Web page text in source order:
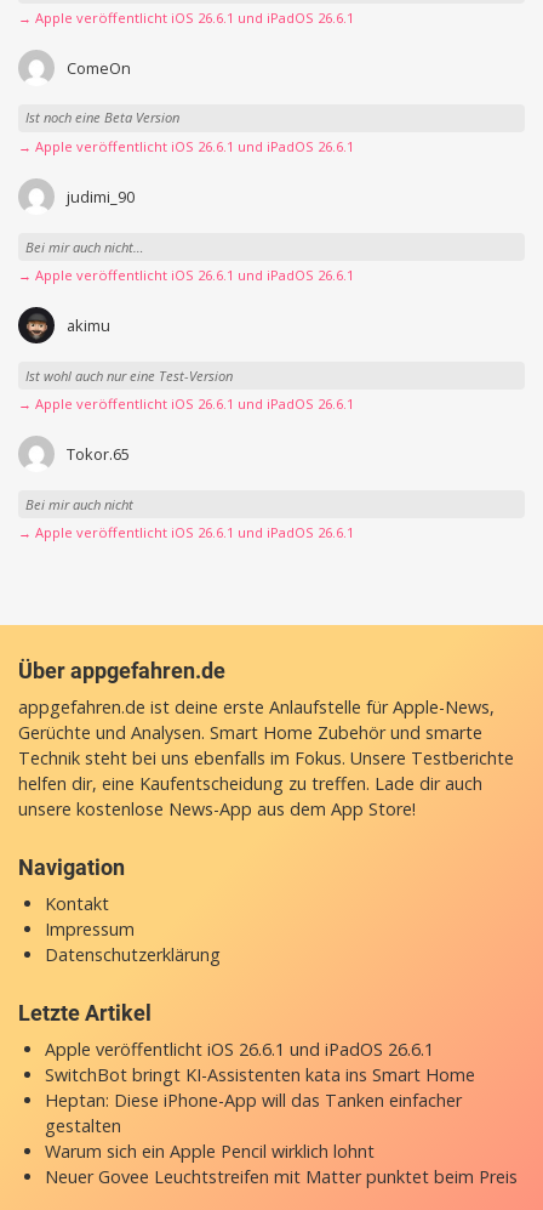
→ Apple veröffentlicht iOS 26.6.1 und iPadOS 26.6.1
ComeOn
Ist noch eine Beta Version
→ Apple veröffentlicht iOS 26.6.1 und iPadOS 26.6.1
judimi_90
Bei mir auch nicht…
→ Apple veröffentlicht iOS 26.6.1 und iPadOS 26.6.1
akimu
Ist wohl auch nur eine Test-Version
→ Apple veröffentlicht iOS 26.6.1 und iPadOS 26.6.1
Tokor.65
Bei mir auch nicht
→ Apple veröffentlicht iOS 26.6.1 und iPadOS 26.6.1
Über appgefahren.de
appgefahren.de ist deine erste Anlaufstelle für Apple-News,
Gerüchte und Analysen. Smart Home Zubehör und smarte
Technik steht bei uns ebenfalls im Fokus. Unsere Testberichte
helfen dir, eine Kaufentscheidung zu treffen. Lade dir auch
unsere kostenlose News-App aus dem App Store!
Navigation
Kontakt
Impressum
Datenschutzerklärung
Letzte Artikel
Apple veröffentlicht iOS 26.6.1 und iPadOS 26.6.1
SwitchBot bringt KI-Assistenten kata ins Smart Home
Heptan: Diese iPhone-App will das Tanken einfacher
gestalten
Warum sich ein Apple Pencil wirklich lohnt
Neuer Govee Leuchtstreifen mit Matter punktet beim Preis